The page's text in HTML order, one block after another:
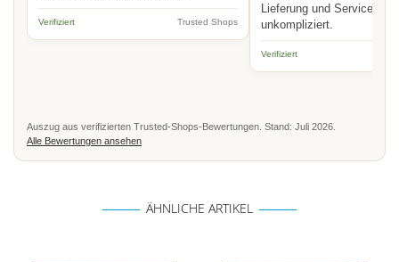
Verifiziert Trusted Shops
Lieferung und Service
unkompliziert.
Verifiziert
Auszug aus verifizierten Trusted-Shops-Bewertungen. Stand: Juli 2026.
Alle Bewertungen ansehen
ÄHNLICHE ARTIKEL